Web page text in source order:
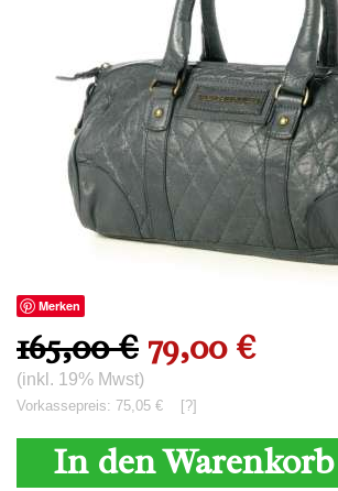
Merken
165,00 € 79,00 €
(inkl. 19% Mwst)
Vorkassepreis: 75,05 € [?]
In den Warenkorb